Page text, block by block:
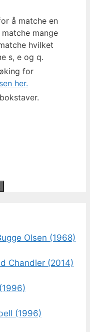
å matche en
mange
hvilket
s, e og q.
for
her.
Olsen (1968)
Chandler (2014)
(1996)